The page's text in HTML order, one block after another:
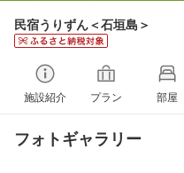
民宿うりずん＜石垣島＞
施設紹介 プラン 部屋
フォトギャラリー